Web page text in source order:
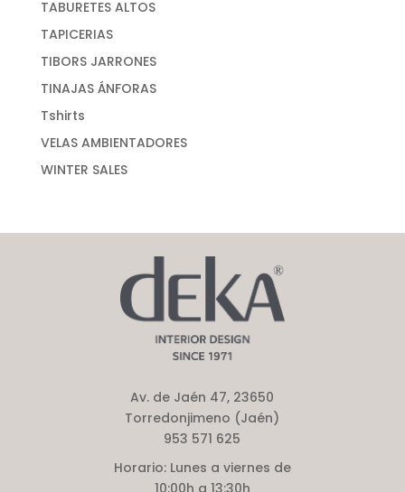
TABURETES ALTOS
TAPICERIAS
TIBORS JARRONES
TINAJAS ÁNFORAS
Tshirts
VELAS AMBIENTADORES
WINTER SALES
Av. de Jaén 47, 23650
Torredonjimeno (Jaén)
953 571 625
Horario:Lunes a viernes de